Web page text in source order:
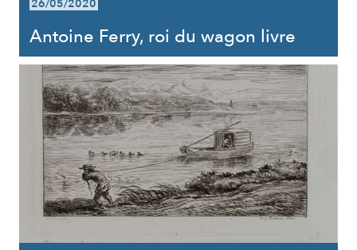
26/05/2020
Antoine Ferry, roi du wagon livre